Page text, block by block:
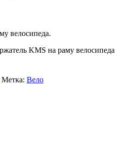
велосипеда.
KMS на раму велосипеда
Метка: Вело